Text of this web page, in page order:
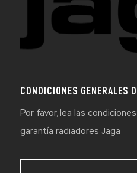
CONDICIONES GENERALES
Por favor, lea las
garantía radiadores Jaga